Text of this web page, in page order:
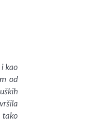
kao
od
tako